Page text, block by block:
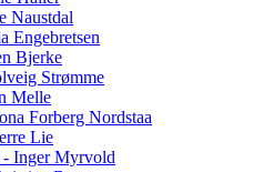
Naustdal
Engebretsen
Bjerke
Strømme
Melle
Forberg Nordstaa
Lie
- Inger Myrvold